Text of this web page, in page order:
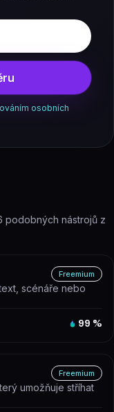
osobních
podobných nástrojů z
Freemium
scénáře nebo
99 %
Freemium
umožňuje stříhat